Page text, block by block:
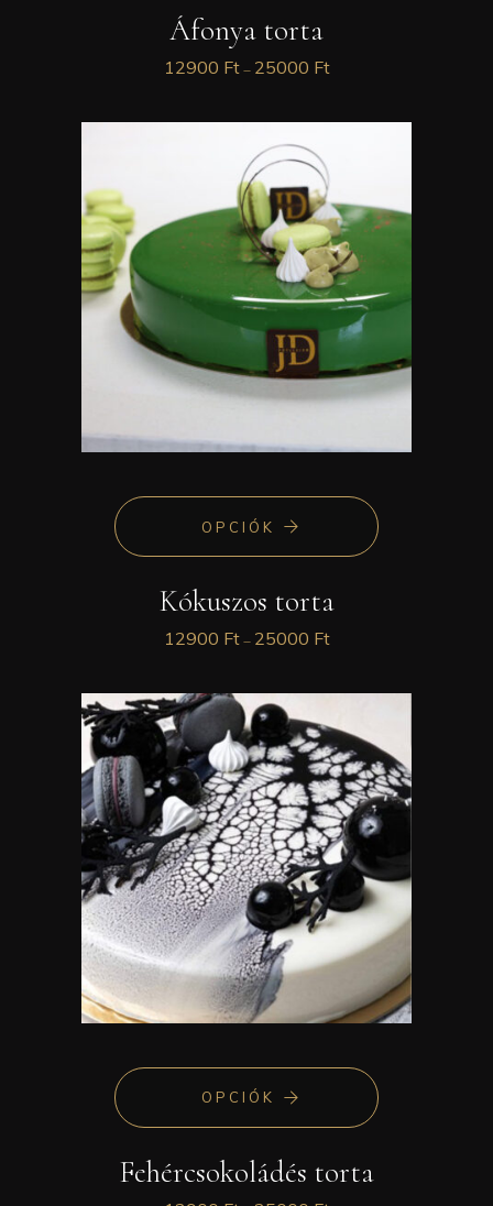
Áfonya torta
12900 Ft – 25000 Ft
OPCIÓK
Kókuszos torta
12900 Ft – 25000 Ft
OPCIÓK
Fehércsokoládés torta